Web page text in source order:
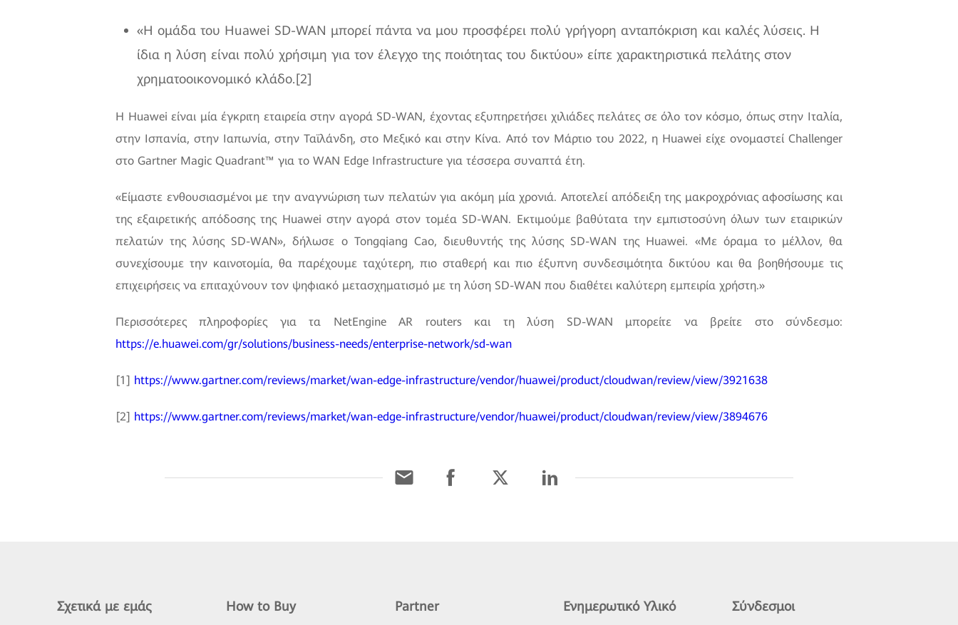
«Η ομάδα του Huawei SD-WAN μπορεί πάντα να μου προσφέρει πολύ γρήγορη ανταπόκριση και καλές λύσεις. Η
ίδια η λύση είναι πολύ χρήσιμη για τον έλεγχο της ποιότητας του δικτύου» είπε χαρακτηριστικά πελάτης στον
χρηματοοικονομικό κλάδο.[2]
Η Huawei είναι μία έγκριτη εταιρεία στην αγορά SD-WAN, έχοντας εξυπηρετήσει χιλιάδες πελάτες σε όλο τον κόσμο, όπως στην Ιταλία,
στην Ισπανία, στην Ιαπωνία, στην Ταϊλάνδη, στο Μεξικό και στην Κίνα. Από τον Μάρτιο του 2022, η Huawei είχε ονομαστεί Challenger
στο Gartner Magic Quadrant™ για το WAN Edge Infrastructure για τέσσερα συναπτά έτη.
«Είμαστε ενθουσιασμένοι με την αναγνώριση των πελατών για ακόμη μία χρονιά. Αποτελεί απόδειξη της μακροχρόνιας αφοσίωσης και
της εξαιρετικής απόδοσης της Huawei στην αγορά στον τομέα SD-WAN. Εκτιμούμε βαθύτατα την εμπιστοσύνη όλων των εταιρικών
πελατών της λύσης SD-WAN», δήλωσε ο Tongqiang Cao, διευθυντής της λύσης SD-WAN της Huawei. «Με όραμα το μέλλον, θα
συνεχίσουμε την καινοτομία, θα παρέχουμε ταχύτερη, πιο σταθερή και πιο έξυπνη συνδεσιμότητα δικτύου και θα βοηθήσουμε τις
επιχειρήσεις να επιταχύνουν τον ψηφιακό μετασχηματισμό με τη λύση SD-WAN που διαθέτει καλύτερη εμπειρία χρήστη.»
Περισσότερες πληροφορίες για τα NetEngine AR routers και τη λύση SD-WAN μπορείτε να βρείτε στο σύνδεσμο:
https://e.huawei.com/gr/solutions/business-needs/enterprise-network/sd-wan
[1] https://www.gartner.com/reviews/market/wan-edge-infrastructure/vendor/huawei/product/cloudwan/review/view/3921638
[2] https://www.gartner.com/reviews/market/wan-edge-infrastructure/vendor/huawei/product/cloudwan/review/view/3894676
Σχετικά με εμάς How to Buy Partner Ενημερωτικό Υλικό Σύνδεσμοι